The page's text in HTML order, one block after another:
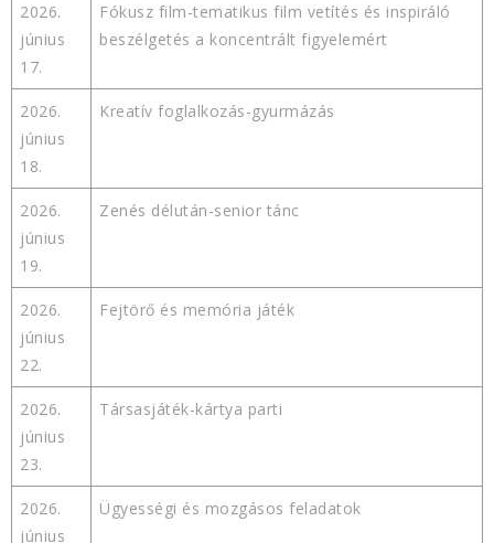
2026.
június
17.
Fókusz film-tematikus film vetítés és inspiráló
beszélgetés a koncentrált figyelemért
2026.
június
18.
Kreatív foglalkozás-gyurmázás
2026.
június
19.
Zenés délután-senior tánc
2026.
június
22.
Fejtörő és memória játék
2026.
június
23.
Társasjáték-kártya parti
2026.
június
Ügyességi és mozgásos feladatok